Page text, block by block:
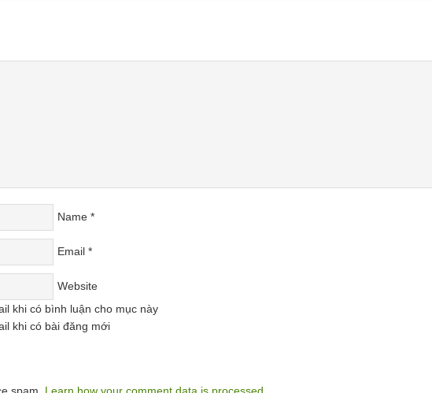
Name *
Email *
Website
khi có bình luận cho mục này
khi có bài đăng mới